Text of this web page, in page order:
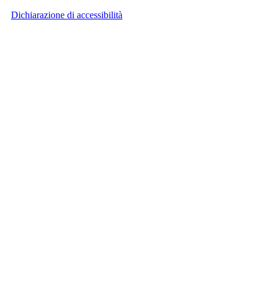
Dichiarazione di accessibilità